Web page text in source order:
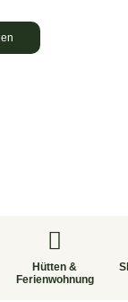
Hütten &
Ferienwohnung